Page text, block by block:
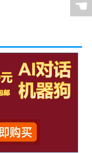
☚